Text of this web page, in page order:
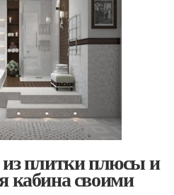
плитки плюсы и
кабина своими